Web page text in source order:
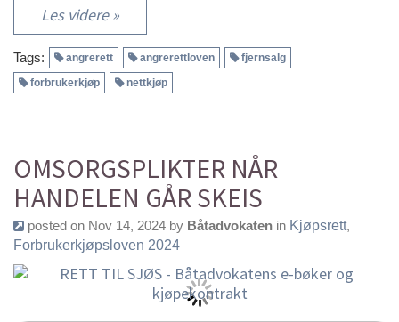
Les videre »
Tags: angrerett angrerettloven
fjernsalg
forbrukerkjøp
nettkjøp
OMSORGSPLIKTER NÅR
HANDELEN GÅR SKEIS
posted on Nov 14, 2024 by Båtadvokaten in Kjøpsrett,
Forbrukerkjøpsloven 2024